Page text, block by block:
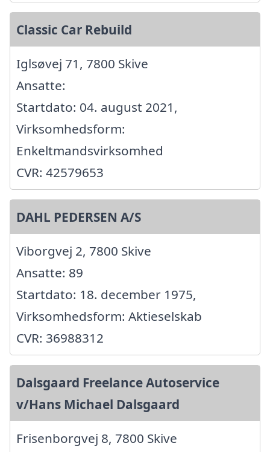
Classic Car Rebuild
Iglsøvej 71, 7800 Skive
Ansatte:
Startdato: 04. august 2021,
Virksomhedsform:
Enkeltmandsvirksomhed
CVR: 42579653
DAHL PEDERSEN A/S
Viborgvej 2, 7800 Skive
Ansatte: 89
Startdato: 18. december 1975,
Virksomhedsform: Aktieselskab
CVR: 36988312
Dalsgaard Freelance Autoservice
v/Hans Michael Dalsgaard
Frisenborgvej 8, 7800 Skive